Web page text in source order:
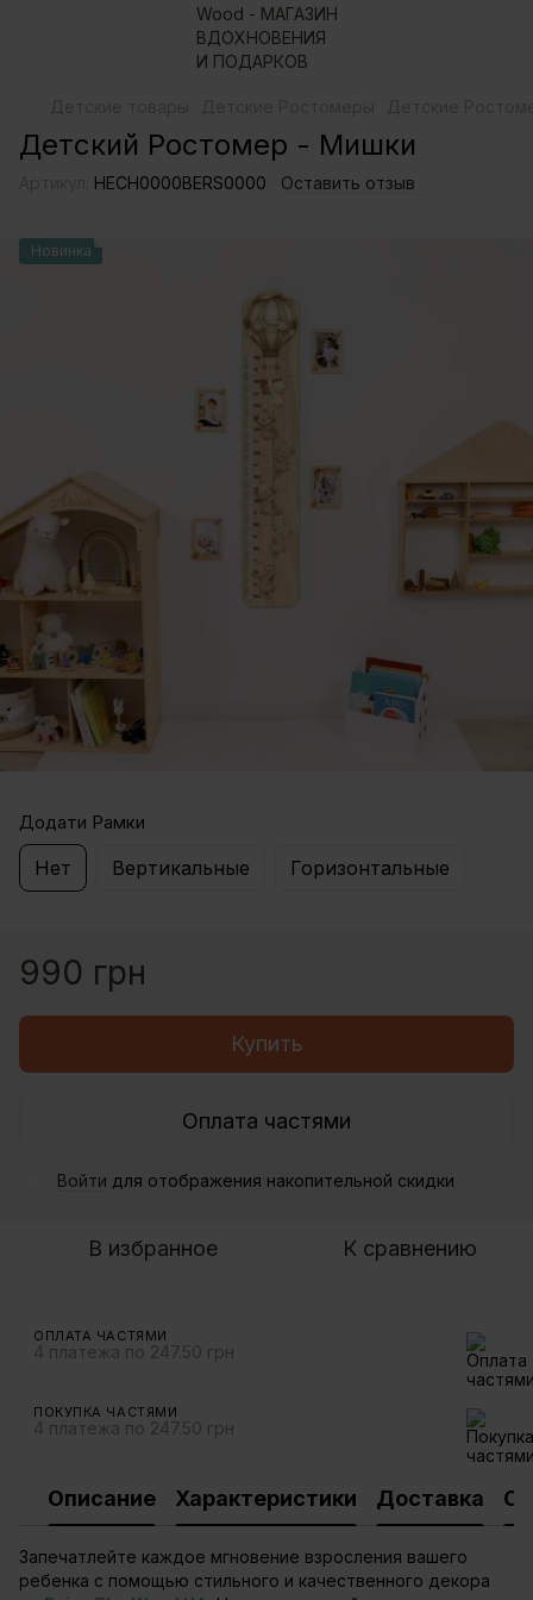
Детский Ростомер - Мишки
HECH0000BERS0000 Оставить отзыв
Новинка
Додати Рамки
Нет Вертикальные Горизонтальные
990 грн
Купить
Оплата частями
Войти для отображения накопительной скидки
В избранное К сравнению
ОПЛАТА ЧАСТЯМИ
4 платежа по 247.50 грн
ПОКУПКА ЧАСТЯМИ
4 платежа по 247.50 грн
Описание Характеристики Доставка
Запечатлейте каждое мгновение взросления вашего
ребенка с помощью стильного и качественного декора